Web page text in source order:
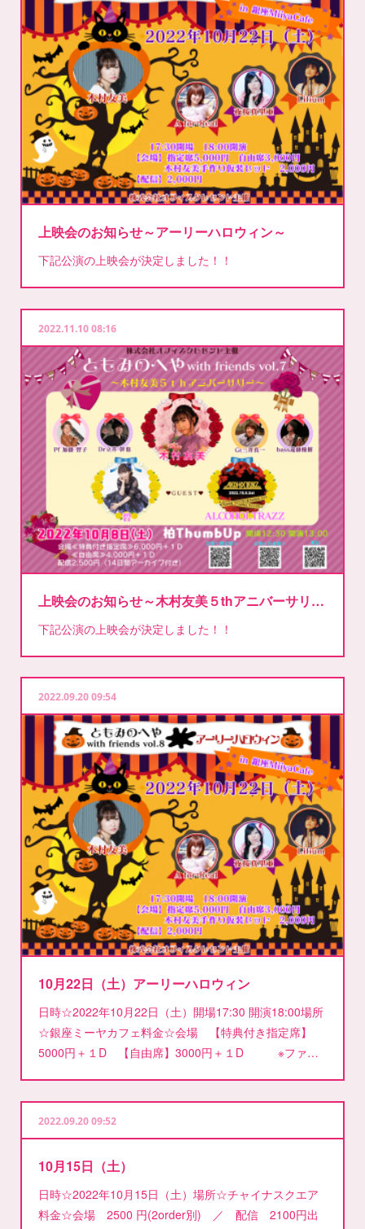
上映会のお知らせ～アーリーハロウィン～
下記公演の上映会が決定しました！！
2022.11.10 08:16
上映会のお知らせ～木村友美５thアニバーサリー～
下記公演の上映会が決定しました！！
2022.09.20 09:54
10月22日（土）アーリーハロウィン
日時☆2022年10月22日（土）開場17:30 開演18:00場所
☆銀座ミーヤカフェ料金☆会場 【特典付き指定席】
5000円＋１D 【自由席】3000円＋１D ※ファ…
2022.09.20 09:52
10月15日（土）
日時☆2022年10月15日（土）場所☆チャイナスクエア
料金☆会場 2500 円(2order別) ／ 配信 2100円出